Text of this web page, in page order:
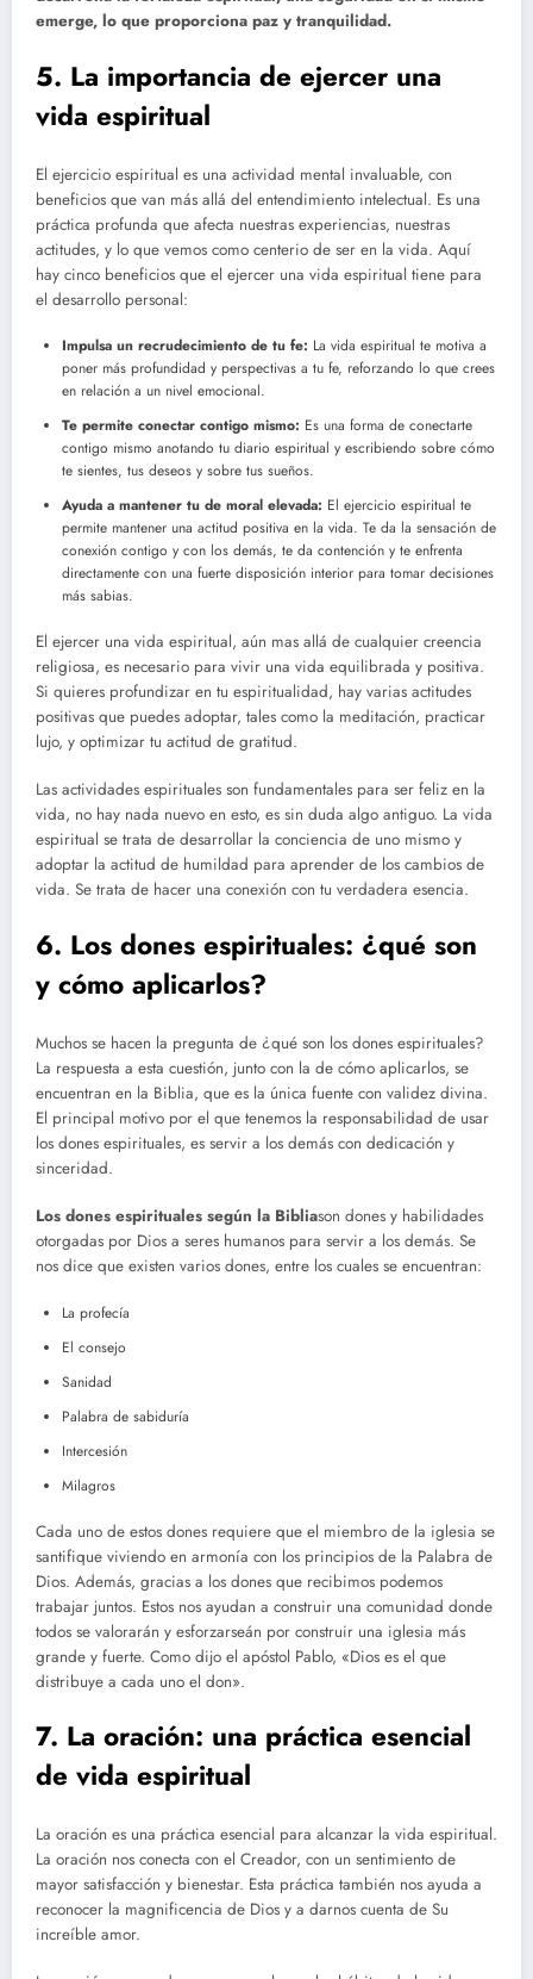
emerge, lo que proporciona paz y tranquilidad.
5. La importancia de ejercer una
vida espiritual
El ejercicio espiritual es una actividad mental invaluable, con
beneficios que van más allá del entendimiento intelectual. Es una
práctica profunda que afecta nuestras experiencias, nuestras
actitudes, y lo que vemos como centerio de ser en la vida. Aquí
hay cinco beneficios que el ejercer una vida espiritual tiene para
el desarrollo personal:
Impulsa un recrudecimiento de tu fe: La vida espiritual te motiva a
poner más profundidad y perspectivas a tu fe, reforzando lo que crees
en relación a un nivel emocional.
Te permite conectar contigo mismo: Es una forma de conectarte
contigo mismo anotando tu diario espiritual y escribiendo sobre cómo
te sientes, tus deseos y sobre tus sueños.
Ayuda a mantener tu de moral elevada: El ejercicio espiritual te
permite mantener una actitud positiva en la vida. Te da la sensación de
conexión contigo y con los demás, te da contención y te enfrenta
directamente con una fuerte disposición interior para tomar decisiones
más sabias.
El ejercer una vida espiritual, aún mas allá de cualquier creencia
religiosa, es necesario para vivir una vida equilibrada y positiva.
Si quieres profundizar en tu espiritualidad, hay varias actitudes
positivas que puedes adoptar, tales como la meditación, practicar
lujo, y optimizar tu actitud de gratitud.
Las actividades espirituales son fundamentales para ser feliz en la
vida, no hay nada nuevo en esto, es sin duda algo antiguo. La vida
espiritual se trata de desarrollar la conciencia de uno mismo y
adoptar la actitud de humildad para aprender de los cambios de
vida. Se trata de hacer una conexión con tu verdadera esencia.
6. Los dones espirituales: ¿qué son
y cómo aplicarlos?
Muchos se hacen la pregunta de ¿qué son los dones espirituales?
La respuesta a esta cuestión, junto con la de cómo aplicarlos, se
encuentran en la Biblia, que es la única fuente con validez divina.
El principal motivo por el que tenemos la responsabilidad de usar
los dones espirituales, es servir a los demás con dedicación y
sinceridad.
Los dones espirituales según la Bibliason dones y habilidades
otorgadas por Dios a seres humanos para servir a los demás. Se
nos dice que existen varios dones, entre los cuales se encuentran:
La profecía
El consejo
Sanidad
Palabra de sabiduría
Intercesión
Milagros
Cada uno de estos dones requiere que el miembro de la iglesia se
santifique viviendo en armonía con los principios de la Palabra de
Dios. Además, gracias a los dones que recibimos podemos
trabajar juntos. Estos nos ayudan a construir una comunidad donde
todos se valorarán y esforzarseán por construir una iglesia más
grande y fuerte. Como dijo el apóstol Pablo, «Dios es el que
distribuye a cada uno el don».
7. La oración: una práctica esencial
de vida espiritual
La oración es una práctica esencial para alcanzar la vida espiritual.
La oración nos conecta con el Creador, con un sentimiento de
mayor satisfacción y bienestar. Esta práctica también nos ayuda a
reconocer la magnificencia de Dios y a darnos cuenta de Su
increíble amor.